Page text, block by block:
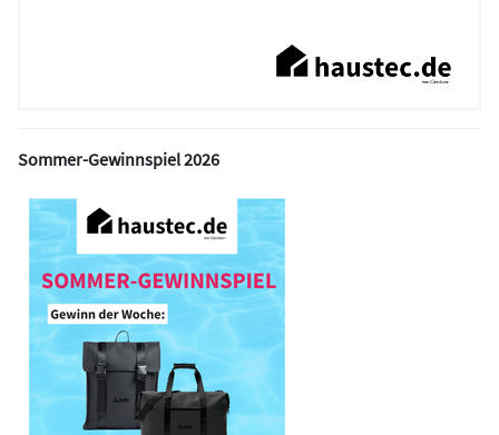
Sommer-Gewinnspiel 2026